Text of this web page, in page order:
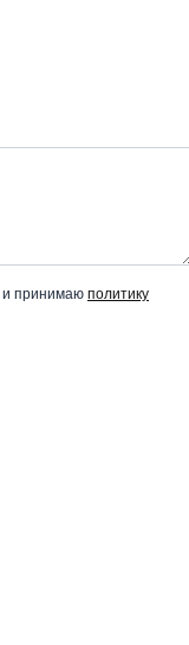
и принимаю политику